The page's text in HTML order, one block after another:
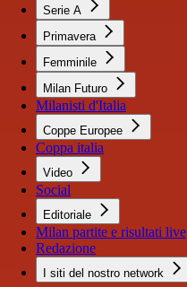
Serie A
Primavera
Femminile
Milan Futuro
Milanisti d'Italia
Coppe Europee
Coppa italia
Video
Social
Editoriale
Milan partite e risultati live
Redazione
I siti del nostro network